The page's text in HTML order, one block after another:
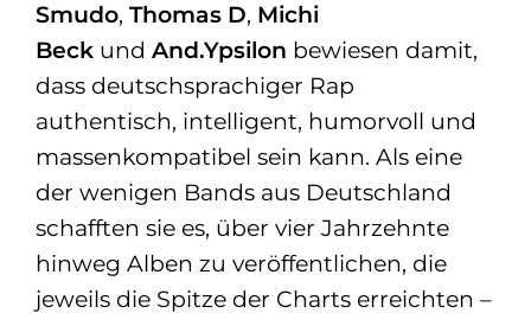
Smudo, Thomas D, Michi
Beck und And.Ypsilon bewiesen damit,
dass deutschsprachiger Rap
authentisch, intelligent, humorvoll und
massenkompatibel sein kann. Als eine
der wenigen Bands aus Deutschland
schafften sie es, über vier Jahrzehnte
hinweg Alben zu veröffentlichen, die
jeweils die Spitze der Charts erreichten –